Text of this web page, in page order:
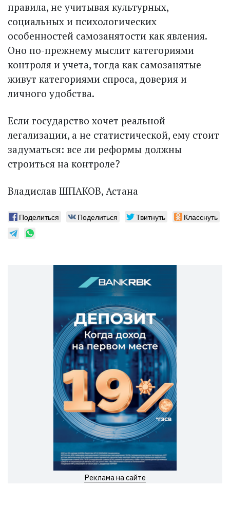
правила, не учитывая культурных,
социальных и психологических
особенностей самозанятости как явления.
Оно по-прежнему мыслит категориями
контроля и учета, тогда как самозанятые
живут категориями спроса, доверия и
личного удобства.
Если государство хочет реальной
легализации, а не статистической, ему стоит
задуматься: все ли реформы должны
строиться на контроле?
Владислав ШПАКОВ, Астана
Поделиться Поделиться Твитнуть Класснуть
Реклама на сайте